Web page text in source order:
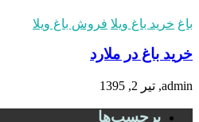
باغ خرید باغ ویلا فروش باغ ویلا
خرید باغ در ملارد
admin, تیر 2, 1395
برچسب‌ها